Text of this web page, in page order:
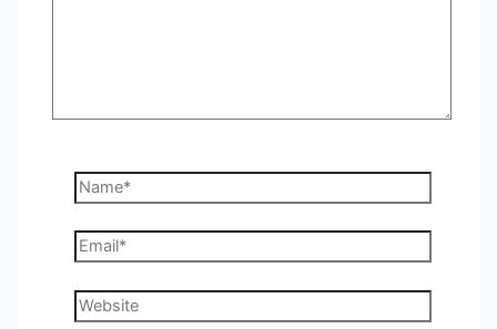
Name*
Email*
Website